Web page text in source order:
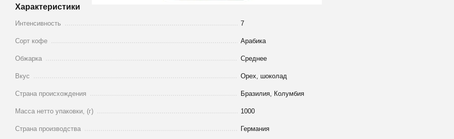
Характеристики
Интенсивность 7
Сорт кофе Арабика
Обжарка Среднее
Вкус Орех, шоколад
Страна происхождения Бразилия, Колумбия
Масса нетто упаковки, (г) 1000
Страна производства Германия